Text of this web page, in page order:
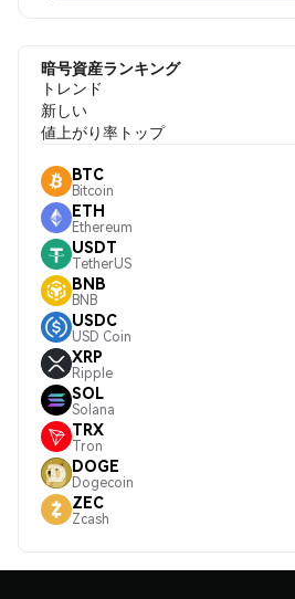
暗号資産ランキング
トレンド
新しい
値上がり率トップ
BTC
Bitcoin
ETH
Ethereum
USDT
TetherUS
BNB
BNB
USDC
USD Coin
XRP
Ripple
SOL
Solana
TRX
Tron
DOGE
Dogecoin
ZEC
Zcash